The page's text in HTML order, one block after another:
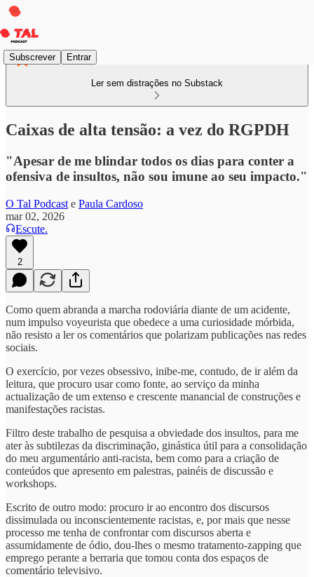
Subscrever Entrar
Ler sem distrações no Substack
Caixas de alta tensão: a vez do RGPDH
"Apesar de me blindar todos os dias para conter a
ofensiva de insultos, não sou imune ao seu impacto."
O Tal Podcast e Paula Cardoso
mar 02, 2026
Escute.
2
Como quem abranda a marcha rodoviária diante de um acidente,
num impulso voyeurista que obedece a uma curiosidade mórbida,
não resisto a ler os comentários que polarizam publicações nas redes
sociais.
O exercício, por vezes obsessivo, inibe-me, contudo, de ir além da
leitura, que procuro usar como fonte, ao serviço da minha
actualização de um extenso e crescente manancial de construções e
manifestações racistas.
Filtro deste trabalho de pesquisa a obviedade dos insultos, para me
ater às subtilezas da discriminação, ginástica útil para a consolidação
do meu argumentário anti-racista, bem como para a criação de
conteúdos que apresento em palestras, painéis de discussão e
workshops.
Escrito de outro modo: procuro ir ao encontro dos discursos
dissimulada ou inconscientemente racistas, e, por mais que nesse
processo me tenha de confrontar com discursos aberta e
assumidamente de ódio, dou-lhes o mesmo tratamento-zapping que
emprego perante a berraria que tomou conta dos espaços de
comentário televisivo.